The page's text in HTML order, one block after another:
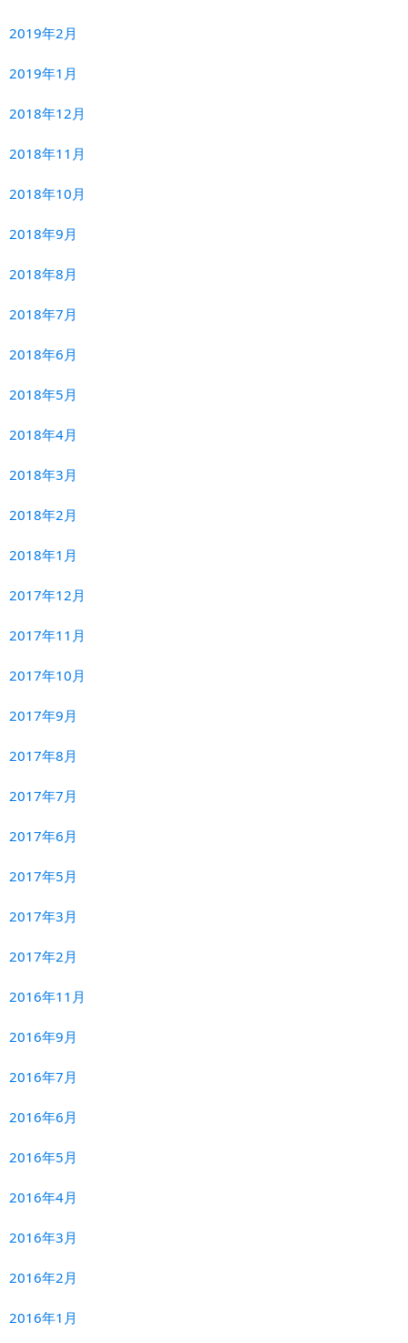
2019年2月
2019年1月
2018年12月
2018年11月
2018年10月
2018年9月
2018年8月
2018年7月
2018年6月
2018年5月
2018年4月
2018年3月
2018年2月
2018年1月
2017年12月
2017年11月
2017年10月
2017年9月
2017年8月
2017年7月
2017年6月
2017年5月
2017年3月
2017年2月
2016年11月
2016年9月
2016年7月
2016年6月
2016年5月
2016年4月
2016年3月
2016年2月
2016年1月